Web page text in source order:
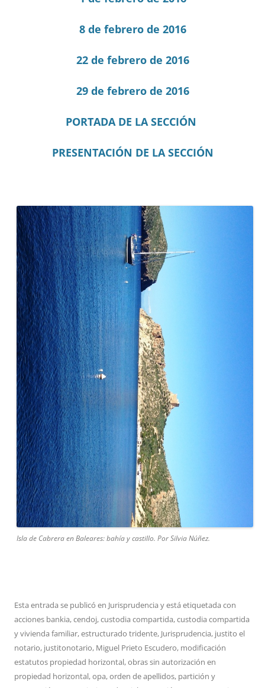
8 de febrero de 2016
22 de febrero de 2016
29 de febrero de 2016
PORTADA DE LA SECCIÓN
PRESENTACIÓN DE LA SECCIÓN
Isla de Cabrera en Baleares: bahía y castillo. Por Silvia Núñez.
Esta entrada se publicó en Jurisprudencia y está etiquetada con
acciones bankia,cendoj,custodia compartida,custodia compartida
y vivienda familiar,estructurado tridente, Jurisprudencia, justito el
notario, justitonotario, Miguel Prieto Escudero, modificación
estatutos propiedad horizontal,obras sin autorización en
propiedad horizontal,opa,orden de apellidos, partición y